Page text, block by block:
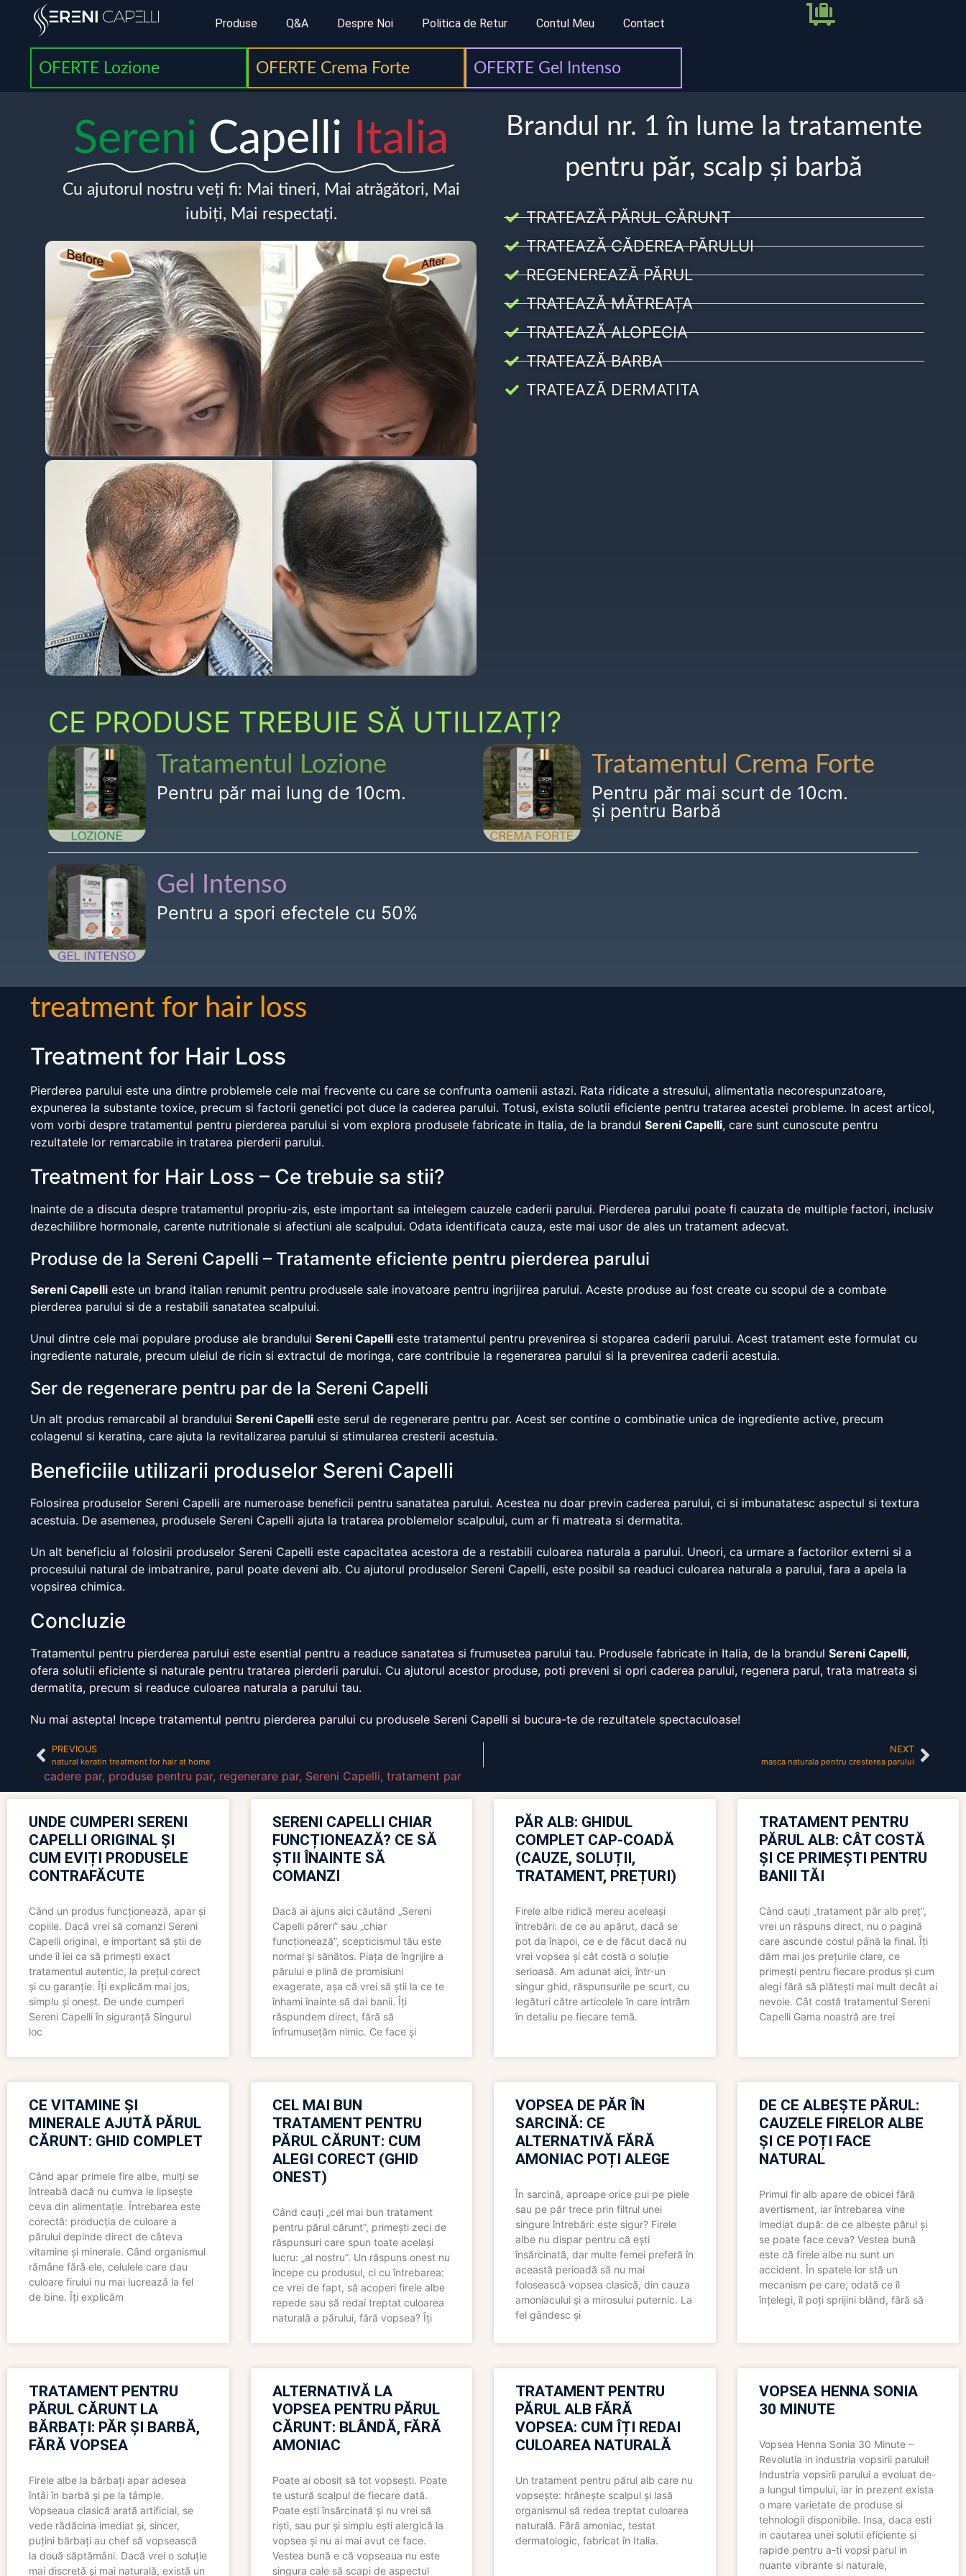
Produse Q&A Despre Noi Politica de Retur Contul Meu Contact
OFERTE Lozione OFERTE Crema Forte OFERTE Gel Intenso
Sereni Capelli Italia
Cu ajutorul nostru veți fi: Mai tineri, Mai atrăgători, Mai
iubiți, Mai respectați.
Brandul nr. 1 în lume la tratamente
pentru păr, scalp și barbă
TRATEAZĂ PĂRUL CĂRUNT
TRATEAZĂ CĂDEREA PĂRULUI
REGENEREAZĂ PĂRUL
TRATEAZĂ MĂTREAȚA
TRATEAZĂ ALOPECIA
TRATEAZĂ BARBA
TRATEAZĂ DERMATITA
CE PRODUSE TREBUIE SĂ UTILIZAȚI?
Tratamentul Lozione
Pentru păr mai lung de 10cm.
Tratamentul Crema Forte
Pentru păr mai scurt de 10cm.
și pentru Barbă
Gel Intenso
Pentru a spori efectele cu 50%
treatment for hair loss
Treatment for Hair Loss
Pierderea parului este una dintre problemele cele mai frecvente cu care se confrunta oamenii astazi. Rata ridicate a stresului, alimentatia necorespunzatoare,
expunerea la substante toxice, precum si factorii genetici pot duce la caderea parului. Totusi, exista solutii eficiente pentru tratarea acestei probleme. In acest articol,
vom vorbi despre tratamentul pentru pierderea parului si vom explora produsele fabricate in Italia, de la brandul Sereni Capelli, care sunt cunoscute pentru
rezultatele lor remarcabile in tratarea pierderii parului.
Treatment for Hair Loss – Ce trebuie sa stii?
Inainte de a discuta despre tratamentul propriu-zis, este important sa intelegem cauzele caderii parului. Pierderea parului poate fi cauzata de multiple factori, inclusiv
dezechilibre hormonale, carente nutritionale si afectiuni ale scalpului. Odata identificata cauza, este mai usor de ales un tratament adecvat.
Produse de la Sereni Capelli – Tratamente eficiente pentru pierderea parului
Sereni Capelli este un brand italian renumit pentru produsele sale inovatoare pentru ingrijirea parului. Aceste produse au fost create cu scopul de a combate
pierderea parului si de a restabili sanatatea scalpului.
Unul dintre cele mai populare produse ale brandului Sereni Capelli este tratamentul pentru prevenirea si stoparea caderii parului. Acest tratament este formulat cu
ingrediente naturale, precum uleiul de ricin si extractul de moringa, care contribuie la regenerarea parului si la prevenirea caderii acestuia.
Ser de regenerare pentru par de la Sereni Capelli
Un alt produs remarcabil al brandului Sereni Capelli este serul de regenerare pentru par. Acest ser contine o combinatie unica de ingrediente active, precum
colagenul si keratina, care ajuta la revitalizarea parului si stimularea cresterii acestuia.
Beneficiile utilizarii produselor Sereni Capelli
Folosirea produselor Sereni Capelli are numeroase beneficii pentru sanatatea parului. Acestea nu doar previn caderea parului, ci si imbunatatesc aspectul si textura
acestuia. De asemenea, produsele Sereni Capelli ajuta la tratarea problemelor scalpului, cum ar fi matreata si dermatita.
Un alt beneficiu al folosirii produselor Sereni Capelli este capacitatea acestora de a restabili culoarea naturala a parului. Uneori, ca urmare a factorilor externi si a
procesului natural de imbatranire, parul poate deveni alb. Cu ajutorul produselor Sereni Capelli, este posibil sa readuci culoarea naturala a parului, fara a apela la
vopsirea chimica.
Concluzie
Tratamentul pentru pierderea parului este esential pentru a readuce sanatatea si frumusetea parului tau. Produsele fabricate in Italia, de la brandul Sereni Capelli,
ofera solutii eficiente si naturale pentru tratarea pierderii parului. Cu ajutorul acestor produse, poti preveni si opri caderea parului, regenera parul, trata matreata si
dermatita, precum si readuce culoarea naturala a parului tau.
Nu mai astepta! Incepe tratamentul pentru pierderea parului cu produsele Sereni Capelli si bucura-te de rezultatele spectaculoase!
PREVIOUS
natural keratin treatment for hair at home
NEXT
masca naturala pentru cresterea parului
cadere par, produse pentru par, regenerare par, Sereni Capelli, tratament par
UNDE CUMPERI SERENI
CAPELLI ORIGINAL ȘI
CUM EVIȚI PRODUSELE
CONTRAFĂCUTE
Când un produs funcționează, apar și
copiile. Dacă vrei să comanzi Sereni
Capelli original, e important să știi de
unde îl iei ca să primești exact
tratamentul autentic, la prețul corect
și cu garanție. Îți explicăm mai jos,
simplu și onest. De unde cumperi
Sereni Capelli în siguranță Singurul
loc
SERENI CAPELLI CHIAR
FUNCȚIONEAZĂ? CE SĂ
ȘTII ÎNAINTE SĂ
COMANZI
Dacă ai ajuns aici căutând „Sereni
Capelli păreri” sau „chiar
funcționează”, scepticismul tău este
normal și sănătos. Piața de îngrijire a
părului e plină de promisiuni
exagerate, așa că vrei să știi la ce te
înhami înainte să dai banii. Îți
răspundem direct, fără să
înfrumusețăm nimic. Ce face și
PĂR ALB: GHIDUL
COMPLET CAP-COADĂ
(CAUZE, SOLUȚII,
TRATAMENT, PREȚURI)
Firele albe ridică mereu aceleași
întrebări: de ce au apărut, dacă se
pot da înapoi, ce e de făcut dacă nu
vrei vopsea și cât costă o soluție
serioasă. Am adunat aici, într-un
singur ghid, răspunsurile pe scurt, cu
legături către articolele în care intrăm
în detaliu pe fiecare temă.
TRATAMENT PENTRU
PĂRUL ALB: CÂT COSTĂ
ȘI CE PRIMEȘTI PENTRU
BANII TĂI
Când cauți „tratament păr alb preț”,
vrei un răspuns direct, nu o pagină
care ascunde costul până la final. Îți
dăm mai jos prețurile clare, ce
primești pentru fiecare produs și cum
alegi fără să plătești mai mult decât ai
nevoie. Cât costă tratamentul Sereni
Capelli Gama noastră are trei
CE VITAMINE ȘI
MINERALE AJUTĂ PĂRUL
CĂRUNT: GHID COMPLET
Când apar primele fire albe, mulți se
întreabă dacă nu cumva le lipsește
ceva din alimentație. Întrebarea este
corectă: producția de culoare a
părului depinde direct de câteva
vitamine și minerale. Când organismul
rămâne fără ele, celulele care dau
culoare firului nu mai lucrează la fel
de bine. Îți explicăm
CEL MAI BUN
TRATAMENT PENTRU
PĂRUL CĂRUNT: CUM
ALEGI CORECT (GHID
ONEST)
Când cauți „cel mai bun tratament
pentru părul cărunt”, primești zeci de
răspunsuri care spun toate același
lucru: „al nostru”. Un răspuns onest nu
începe cu produsul, ci cu întrebarea:
ce vrei de fapt, să acoperi firele albe
repede sau să redai treptat culoarea
naturală a părului, fără vopsea? Îți
VOPSEA DE PĂR ÎN
SARCINĂ: CE
ALTERNATIVĂ FĂRĂ
AMONIAC POȚI ALEGE
În sarcină, aproape orice pui pe piele
sau pe păr trece prin filtrul unei
singure întrebări: este sigur? Firele
albe nu dispar pentru că ești
însărcinată, dar multe femei preferă în
această perioadă să nu mai
folosească vopsea clasică, din cauza
amoniacului și a mirosului puternic. La
fel gândesc și
DE CE ALBEȘTE PĂRUL:
CAUZELE FIRELOR ALBE
ȘI CE POȚI FACE
NATURAL
Primul fir alb apare de obicei fără
avertisment, iar întrebarea vine
imediat după: de ce albește părul și
se poate face ceva? Vestea bună
este că firele albe nu sunt un
accident. În spatele lor stă un
mecanism pe care, odată ce îl
înțelegi, îl poți sprijini blând, fără să
TRATAMENT PENTRU
PĂRUL CĂRUNT LA
BĂRBAȚI: PĂR ȘI BARBĂ,
FĂRĂ VOPSEA
Firele albe la bărbați apar adesea
întâi în barbă și pe la tâmple.
Vopseaua clasică arată artificial, se
vede rădăcina imediat și, sincer,
puțini bărbați au chef să vopsească
la două săptămâni. Dacă vrei o soluție
mai discretă și mai naturală, există un
ALTERNATIVĂ LA
VOPSEA PENTRU PĂRUL
CĂRUNT: BLÂNDĂ, FĂRĂ
AMONIAC
Poate ai obosit să tot vopsești. Poate
te ustură scalpul de fiecare dată.
Poate ești însărcinată și nu vrei să
riști, sau pur și simplu ești alergică la
vopsea și nu ai mai avut ce face.
Vestea bună e că vopseaua nu este
singura cale să scapi de aspectul
TRATAMENT PENTRU
PĂRUL ALB FĂRĂ
VOPSEA: CUM ÎȚI REDAI
CULOAREA NATURALĂ
Un tratament pentru părul alb care nu
vopsește: hrănește scalpul și lasă
organismul să redea treptat culoarea
naturală. Fără amoniac, testat
dermatologic, fabricat în Italia.
VOPSEA HENNA SONIA
30 MINUTE
Vopsea Henna Sonia 30 Minute –
Revolutia in industria vopsirii parului!
Industria vopsirii parului a evoluat de-
a lungul timpului, iar in prezent exista
o mare varietate de produse si
tehnologii disponibile. Insa, daca esti
in cautarea unei solutii eficiente si
rapide pentru a-ti vopsi parul in
nuante vibrante si naturale,